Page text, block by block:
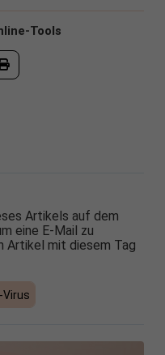
Tools
Artikels auf dem
eine E-Mail zu
Artikel mit diesem Tag
Virus